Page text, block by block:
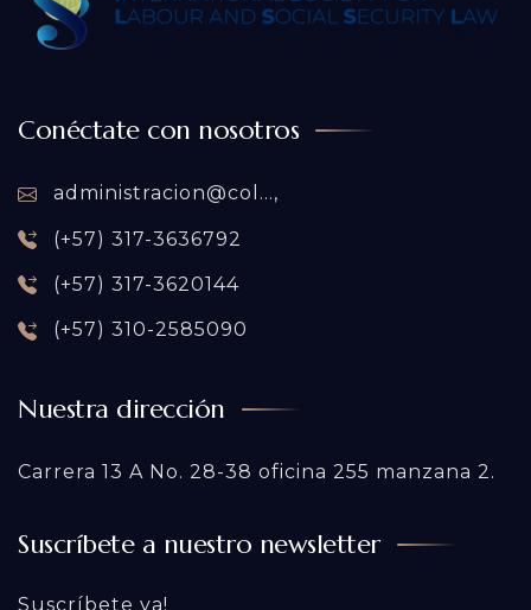
Conéctate con nosotros
administracion@col...,
(+57) 317-3636792
(+57) 317-3620144
(+57) 310-2585090
Nuestra dirección
Carrera 13 A No. 28-38 oficina 255 manzana 2.
Suscríbete a nuestro newsletter
Suscríbete ya!